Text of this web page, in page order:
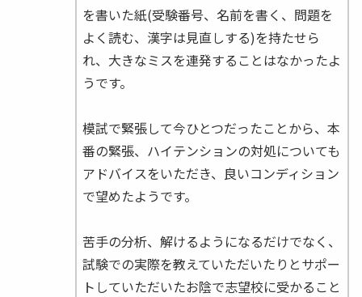
を書いた紙(受験番号、名前を書く、問題を
よく読む、漢字は見直しする)を持たせら
れ、大きなミスを連発することはなかったよ
うです。
模試で緊張して今ひとつだったことから、本
番の緊張、ハイテンションの対処についても
アドバイスをいただき、良いコンディション
で望めたようです。
苦手の分析、解けるようになるだけでなく、
試験での実際を教えていただいたりとサポー
トしていただいたお陰で志望校に受かること